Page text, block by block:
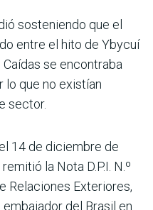
sosteniendo que el
entre el hito de Ybycuí
se encontraba
lo que no existían
sector.
14 de diciembre de
la Nota D.P.I. N.º
Relaciones Exteriores,
del Brasil en